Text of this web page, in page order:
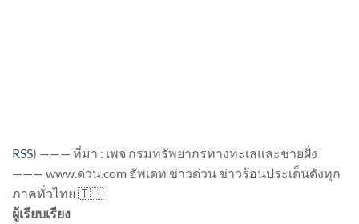
RSS) ——— ที่มา : เพจ กรมทรัพยากรทางทะเลและชายฝั่ง
——— www.ด่วน.com อัพเดท ข่าวด่วน ข่าวร้อนประเด็นดังทุก
ภาคทั่วไทย 🇹🇭
ผู้เรียบเรียง